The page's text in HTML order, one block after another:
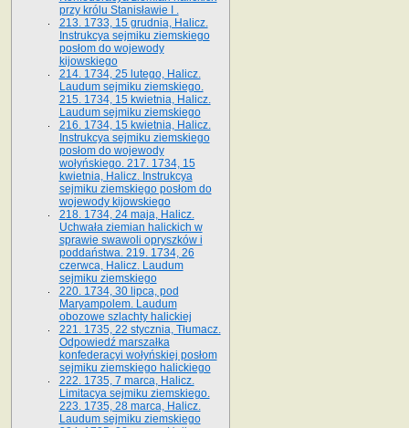
przy królu Stanisławie I .
213. 1733, 15 grudnia, Halicz.
Instrukcya sejmiku ziemskiego
posłom do wojewody
kijowskiego
214. 1734, 25 lutego, Halicz.
Laudum sejmiku ziemskiego.
215. 1734, 15 kwietnia, Halicz.
Laudum sejmiku ziemskiego
216. 1734, 15 kwietnia, Halicz.
Instrukcya sejmiku ziemskiego
posłom do wojewody
wołyńskiego. 217. 1734, 15
kwietnia, Halicz. Instrukcya
sejmiku ziemskiego posłom do
wojewody kijowskiego
218. 1734, 24 maja, Halicz.
Uchwała ziemian halickich w
sprawie swawoli opryszków i
poddaństwa. 219. 1734, 26
czerwca, Halicz. Laudum
sejmiku ziemskiego
220. 1734, 30 lipca, pod
Maryampolem. Laudum
obozowe szlachty halickiej
221. 1735, 22 stycznia, Tłumacz.
Odpowiedź marszałka
konfederacyi wołyńskiej posłom
sejmiku ziemskiego halickiego
222. 1735, 7 marca, Halicz.
Limitacya sejmiku ziemskiego.
223. 1735, 28 marca, Halicz.
Laudum sejmiku ziemskiego